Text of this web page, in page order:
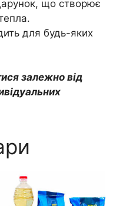
що створює
для будь-яких
залежно від